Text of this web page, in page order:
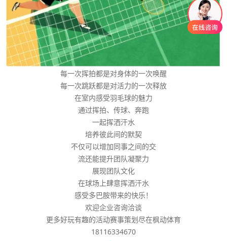
每一次挥拍都是对身体的一次唤醒
每一次跳跃都是对活力的一次释放
在室内感受羽毛球的魅力
通过挥拍、传球、奔跑
一起挥洒汗水
培养彼此间的默契
不仅可以增加同事之间的交
流还能提升团队凝聚力
展现团队文化
在球场上肆意挥洒汗水
感受多巴胺带来的快乐！
欢迎企业咨询洽谈
更多好玩有趣的活动赛事策划尽在枫动体育
18116334670